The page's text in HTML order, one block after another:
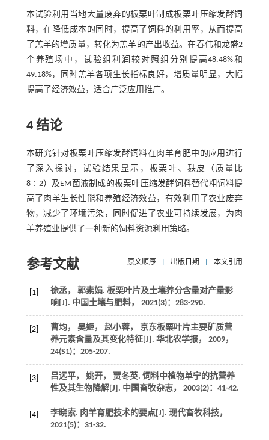
本试验利用当地大量废弃的板栗叶制成板栗叶压缩发酵饲
料，在降低成本的同时，提高了饲料的利用率，从而提高
了羔羊的增质量，转化为羔羊的产出收益。在春伟和龙盛2
个养殖场中，试验组利润较对照组分别提高48.48%和
49.18%，同时羔羊各项生长指标良好，增质量明显，大幅
提高了经济效益，适合广泛应用推广。
4 结论
本研究针对板栗叶压缩发酵饲料在肉羊育肥中的应用进行
了深入探讨，试验结果显示，板栗叶、麸皮（质量比
8∶2）及EM菌液制成的板栗叶压缩发酵饲料替代粗饲料提
高了肉羊生长性能和养殖经济效益，有效利用了农业废弃
物，减少了环境污染，同时促进了农业可持续发展，为肉
羊养殖业提供了一种新的饲料资源利用策略。
参考文献 原文顺序 出版日期 本文引用
[1]
徐丞， 郭素娟. 板栗叶片及土壤养分含量对产量影
响[J]. 中国土壤与肥料， 2021(3)：283-290.
[2]
曹均， 吴姬， 赵小蓉， 京东板栗叶片主要矿质营
养元素含量及其变化特征[J]. 华北农学报， 2009，
24(S1)：205-207.
[3]
吕远平， 姚开， 贾冬英. 饲料中植物单宁的抗营养
性及其生物降解[J]. 中国畜牧杂志， 2003(2)：41-42.
[4] 李晓索. 肉羊育肥技术的要点[J]. 现代畜牧科技，
2021(5)：31-32.